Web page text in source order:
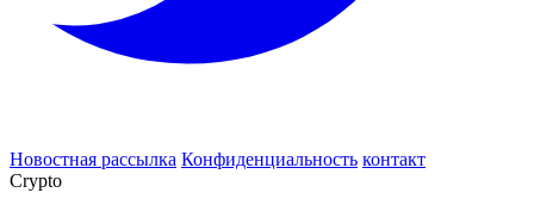
Новостная рассылка Конфиденциальность контакт
Crypto